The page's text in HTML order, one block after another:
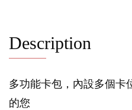
Description
多功能卡包，內設多個卡
的您